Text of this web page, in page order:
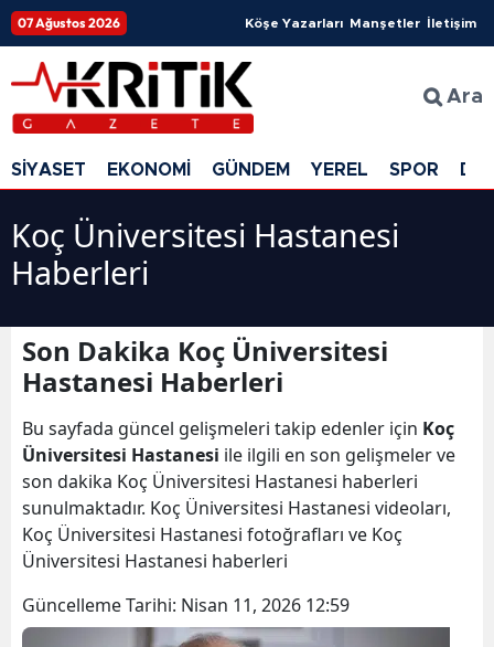
07 Ağustos 2026 Köşe Yazarları Manşetler İletişim
Ara
SİYASET EKONOMİ GÜNDEM YEREL SPOR
Koç Üniversitesi Hastanesi
Haberleri
Son Dakika Koç Üniversitesi
Hastanesi Haberleri
Bu sayfada güncel gelişmeleri takip edenler için Koç
Üniversitesi Hastanesi ile ilgili en son gelişmeler ve
son dakika Koç Üniversitesi Hastanesi haberleri
sunulmaktadır. Koç Üniversitesi Hastanesi videoları,
Koç Üniversitesi Hastanesi fotoğrafları ve Koç
Üniversitesi Hastanesi haberleri
Güncelleme Tarihi: Nisan 11, 2026 12:59